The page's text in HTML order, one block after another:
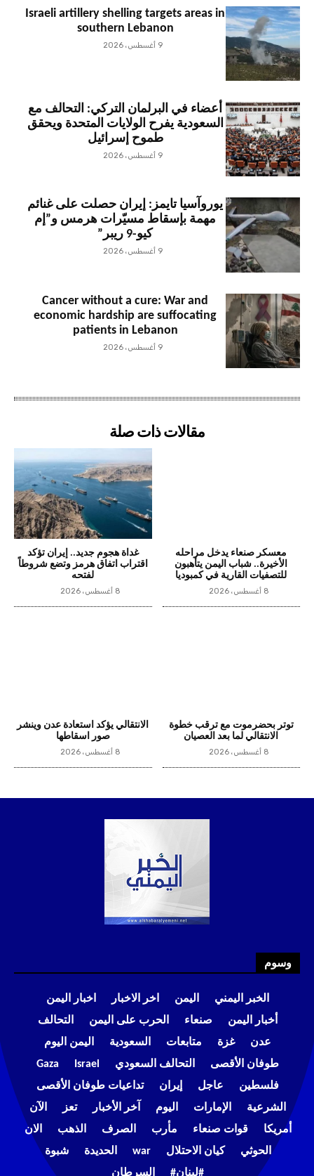
وسوم
الخبر اليمني اليمن اخر الاخبار
اخبار اليمن
أخبار اليمن
صنعاء الحرب على اليمن
التحالف
عدن
غزة متابعات السعودية
اليمن اليوم
طوفان الأقصى
التحالف السعودي Israel
Gaza
فلسطين
عاجل إيران
تداعيات طوفان الأقصى
الشرعية
الإمارات اليوم آخر الأخبار تعز
الآن
أمريكا
قوات صنعاء مأرب الصرف الذهب
الان
الحوثي
كيان الاحتلال war الحديدة
شبوة
#لبنان#
السرطان